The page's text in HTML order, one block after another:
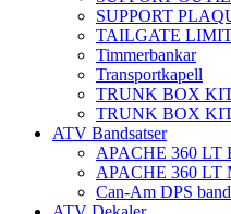
SUPPORT
TAILGATE
Timmerbankar
Transportkapell
TRUNK BOX
TRUNK BOX
ATV Bandsatser
APACHE 360 LT
APACHE 360 LT
Can-Am DPS